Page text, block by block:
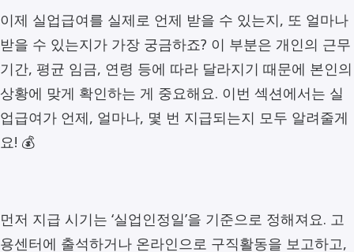
이제 실업급여를 실제로 언제 받을 수 있는지, 또 얼마나
받을 수 있는지가 가장 궁금하죠? 이 부분은 개인의 근무
기간, 평균 임금, 연령 등에 따라 달라지기 때문에 본인의
상황에 맞게 확인하는 게 중요해요. 이번 섹션에서는 실
업급여가 언제, 얼마나, 몇 번 지급되는지 모두 알려줄게
요! 💰
먼저 지급 시기는 ‘실업인정일’을 기준으로 정해져요. 고
용센터에 출석하거나 온라인으로 구직활동을 보고하고,